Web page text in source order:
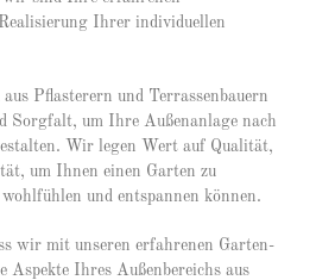
Ihrer individuellen
aus Pflasterern und Terrassenbauern
Sorgfalt, um Ihre Außenanlage nach
Wir legen Wert auf Qualität,
um Ihnen einen Garten zu
und entspannen können.
wir mit unseren erfahrenen Garten-
Aspekte Ihres Außenbereichs aus